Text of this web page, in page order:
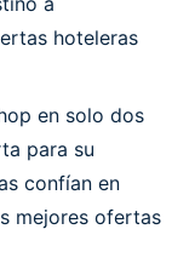
hoteleras
en solo dos
para su
confían en
mejores ofertas